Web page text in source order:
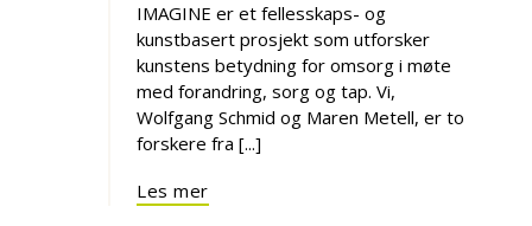
IMAGINE er et fellesskaps- og
kunstbasert prosjekt som utforsker
kunstens betydning for omsorg i møte
med forandring, sorg og tap. Vi,
Wolfgang Schmid og Maren Metell, er to
forskere fra [...]
Les mer